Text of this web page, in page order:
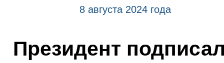
8 августа 2024 года
Президент